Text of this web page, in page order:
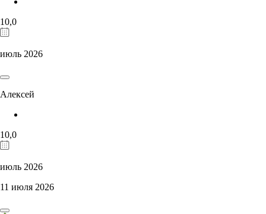
10,0
июль 2026
Алексей
10,0
июль 2026
11 июля 2026